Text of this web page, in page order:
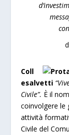
Coll
esalvetti
Civile”. È il
coinvolgere le
attività
Civile del